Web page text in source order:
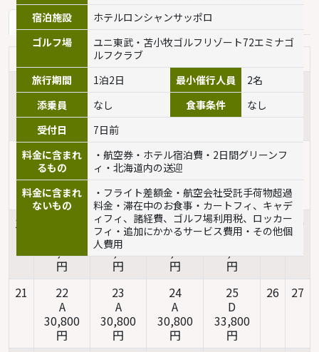
宿泊施設
ホテルロンシャンサッポロ
ゴルフ場
ユニ東武・苫小牧ゴルフリゾート72エミナゴ
ルフクラブ
旅行期間
1泊2日 最小催行人員
2名
添乗員
なし 食事条件
なし
受付日
7日前
料金に含まれ
るもの
・航空券・ホテル宿泊費・2日間グリーンフ
ィ・北海道内の送迎
料金に含まれ
ないもの
・フライト差額金・航空会社受託手荷物超過
料金・滞在中のお食事・カートフィ、キャデ
ィフィ、諸経費、ゴルフ場利用税、ロッカー
フィ・追加にかかるサービス費用・その他個
人費用
2024年4月 2024年5月 2024年6月
火
1
G
41,800
円
2
41,800
円
3
41,800
4
45,800
7
8
A
30,800
円
9
A
円
10
A
円
11
円
12
14
30,800
円
16
A
30,800
円
17
A
円
18
D
円
19 20
21
22
A
30,800
円
23
A
30,800
円
24
A
30,800
円
25
D
33,800
円
26 27